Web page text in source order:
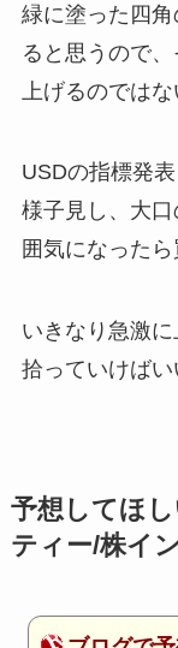
緑に塗った四
ると思うので
上げるのでは
USDの指標発
様子見し、大
囲気になったら
いきなり急激
拾っていけばい
予想してほ
ティー/株イ